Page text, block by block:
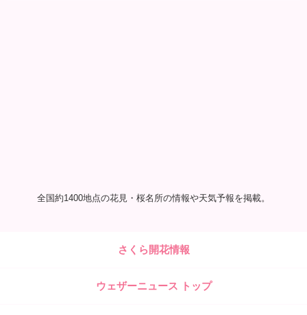
全国約1400地点の花見・桜名所の情報や天気予報を掲載。
さくら開花情報
ウェザーニュース トップ